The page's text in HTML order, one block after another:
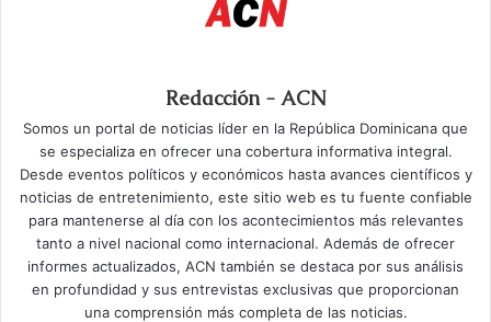
Redacción - ACN
Somos un portal de noticias líder en la República Dominicana que
se especializa en ofrecer una cobertura informativa integral.
Desde eventos políticos y económicos hasta avances científicos y
noticias de entretenimiento, este sitio web es tu fuente confiable
para mantenerse al día con los acontecimientos más relevantes
tanto a nivel nacional como internacional. Además de ofrecer
informes actualizados, ACN también se destaca por sus análisis
en profundidad y sus entrevistas exclusivas que proporcionan
una comprensión más completa de las noticias.